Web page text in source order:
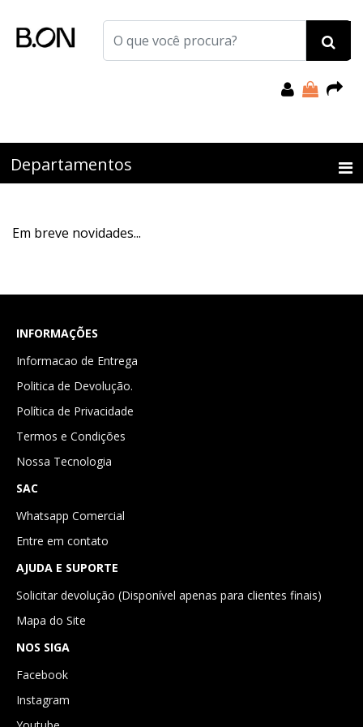
Departamentos
Em breve novidades...
INFORMAÇÕES
Informacao de Entrega
Politica de Devolução.
Política de Privacidade
Termos e Condições
Nossa Tecnologia
SAC
Whatsapp Comercial
Entre em contato
AJUDA E SUPORTE
Solicitar devolução (Disponível apenas para clientes finais)
Mapa do Site
NOS SIGA
Facebook
Instagram